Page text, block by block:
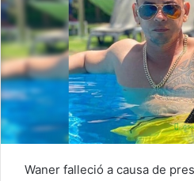
Waner falleció a causa de